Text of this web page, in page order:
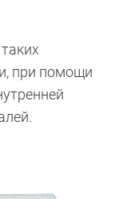
при помощи